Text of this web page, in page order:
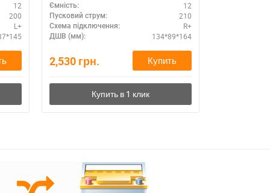
12
200
L+
Ємність: 12
Пусковий струм: 210
Схема підключення: R+
ДШВ (мм): 134*89*164
2,530 грн. Купить